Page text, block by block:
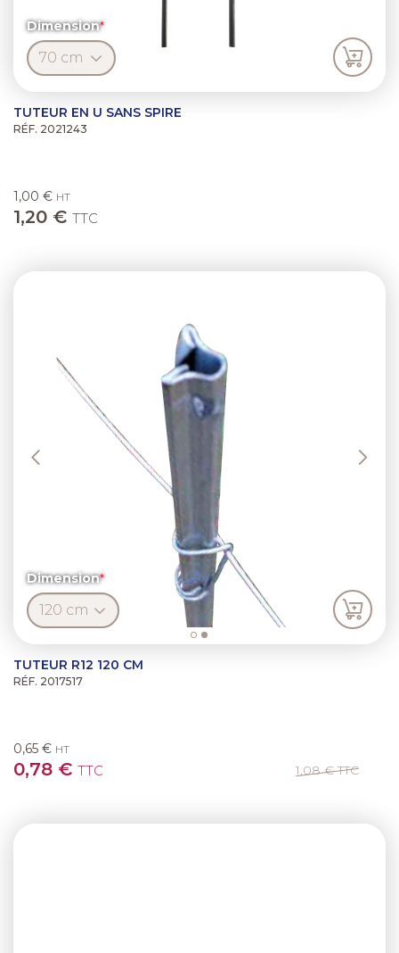
Dimension
TUTEUR EN U SANS SPIRE
RÉF. 2021243
1,00 € HT
1,20 € TTC
Dimension
TUTEUR R12 120 CM
RÉF. 2017517
0,65 € HT
0,78 € TTC 1,08 €TTC